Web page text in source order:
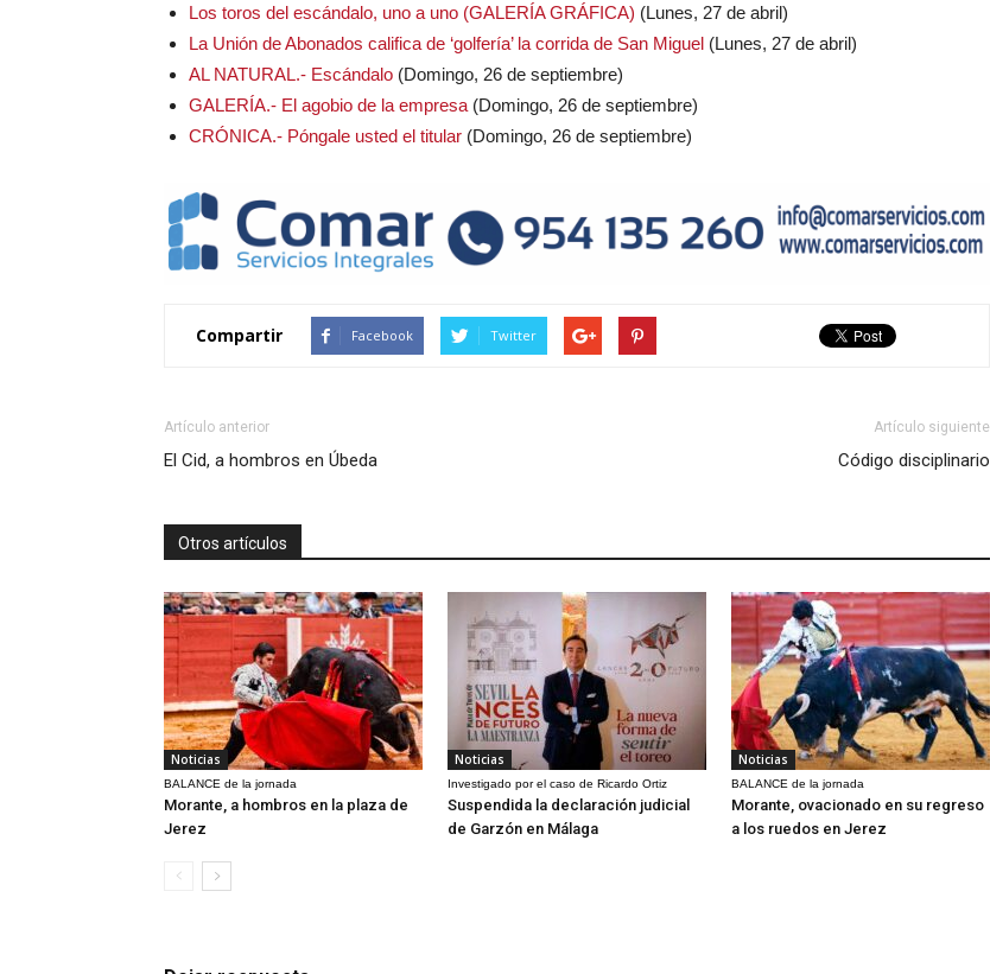
Los toros del escándalo, uno a uno (GALERÍA GRÁFICA) (Lunes, 27 de abril)
La Unión de Abonados califica de ‘golfería’ la corrida de San Miguel (Lunes, 27 de abril)
AL NATURAL.- Escándalo (Domingo, 26 de septiembre)
GALERÍA.- El agobio de la empresa (Domingo, 26 de septiembre)
CRÓNICA.- Póngale usted el titular (Domingo, 26 de septiembre)
Compartir Facebook Twitter
Artículo anterior
El Cid, a hombros en Úbeda
Artículo siguiente
Código disciplinario
Otros artículos
Noticias
BALANCE de la jornada
Morante, a hombros en la plaza de
Jerez
Noticias
Investigado por el caso de Ricardo Ortiz
Suspendida la declaración judicial
de Garzón en Málaga
Noticias
BALANCE de la jornada
Morante, ovacionado en su regreso
a los ruedos en Jerez